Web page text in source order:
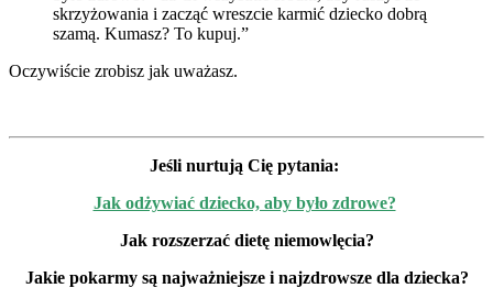
skrzyżowania i zacząć wreszcie karmić dziecko dobrą
szamą. Kumasz? To kupuj.”
Oczywiście zrobisz jak uważasz.
Jeśli nurtują Cię pytania:
Jak odżywiać dziecko, aby było zdrowe?
Jak rozszerzać dietę niemowlęcia?
Jakie pokarmy są najważniejsze i najzdrowsze dla dziecka?